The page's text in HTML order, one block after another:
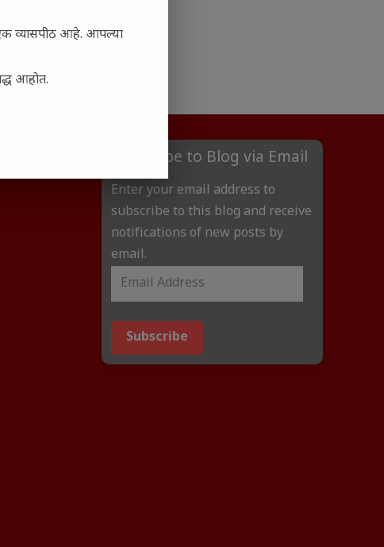
Subscribe to Blog via Email
Enter your email address to
subscribe to this blog and receive
notifications of new posts by
email.
Subscribe
व्यासपीठ आहे. आपल्या
आहोत.